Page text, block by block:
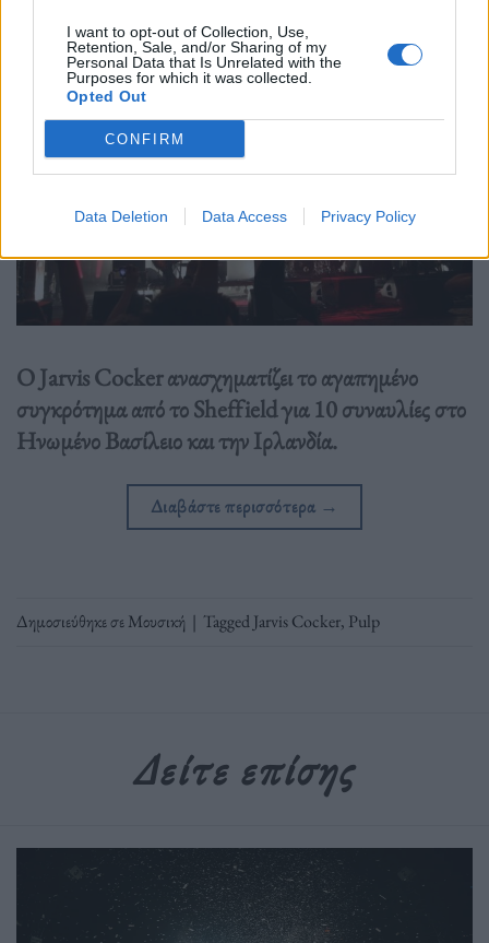
I want to opt-out of Collection, Use,
Retention, Sale, and/or Sharing of my
Personal Data that Is Unrelated with the
Purposes for which it was collected.
Opted Out
CONFIRM
Data Deletion Data Access Privacy Policy
Ο Jarvis Cocker ανασχηματίζει το αγαπημένο
συγκρότημα από το Sheffield για 10 συναυλίες στο
Ηνωμένο Βασίλειο και την Ιρλανδία.
Διαβάστε περισσότερα →
Δημοσιεύθηκε σεΜουσική | TaggedJarvis Cocker, Pulp
Δείτε επίσης